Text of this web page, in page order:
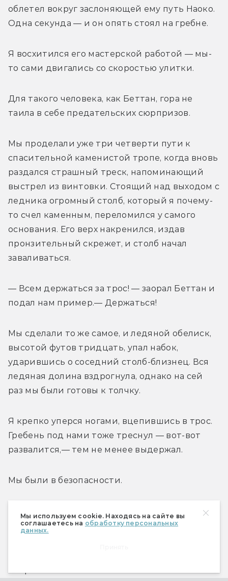
Мы используем cookie. Находясь на сайте вы
соглашаетесь на обработку персональных
данных.
облетел вокруг заслоняющей ему путь Наоко.
Одна секунда — и он опять стоял на гребне.
Я восхитился его мастерской работой — мы-
то сами двигались со скоростью улитки.
Для такого человека, как Беттан, гора не
таила в себе предательских сюрпризов.
Мы проделали уже три четверти пути к
спасительной каменистой тропе, когда вновь
раздался страшный треск, напоминающий
выстрел из винтовки. Стоящий над выходом с
ледника огромный столб, который я почему-
то счел каменным, переломился у самого
основания. Его верх накренился, издав
пронзительный скрежет, и столб начал
заваливаться.
— Всем держаться за трос! — заорал Беттан и
подал нам пример.— Держаться!
Мы сделали то же самое, и ледяной обелиск,
высотой футов тридцать, упал набок,
ударившись о соседний столб-близнец. Вся
ледяная долина вздрогнула, однако на сей
раз мы были готовы к толчку.
Я крепко уперся ногами, вцепившись в трос.
Гребень под нами тоже треснул — вот-вот
развалится,— тем не менее выдержал.
Мы были в безопасности.